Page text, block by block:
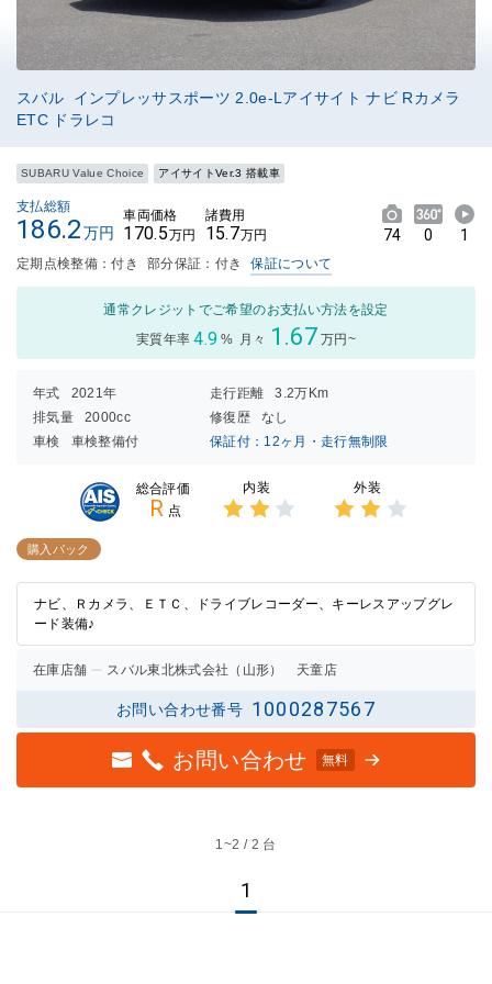
スバル インプレッサスポーツ 2.0e-Lアイサイト ナビ Rカメラ
ETC ドラレコ
SUBARU Value Choice アイサイトVer.3 搭載車
支払総額
186.2万円
車両価格
170.5万円
諸費用
15.7万円 74 0 1
定期点検整備：付き 部分保証：付き 保証について
通常クレジットでご希望のお支払い方法を設定
実質年率 4.9 % 月々 1.67 万円~
年式 2021年 走行距離
3.2万Km
排気量
2000cc 修復歴
なし
車検
車検整備付 保証付：12ヶ月・走行無制限
総合評価
R 点
内装 外装
購入パック
ナビ、Ｒカメラ、ＥＴＣ、ドライブレコーダー、キーレスアップグレ
ード装備♪
在庫店舗 スバル東北株式会社（山形） 天童店
お問い合わせ番号 1000287567
お問い合わせ 無料
1~2 / 2 台
1